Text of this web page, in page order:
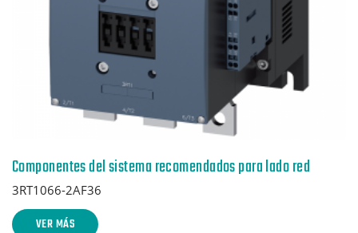
Componentes del sistema recomendados para lado red
3RT1066-2AF36
VER MÁS